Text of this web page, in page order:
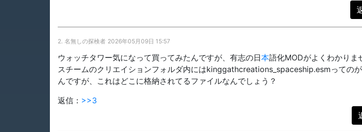
2. 名無しの探検者 2026年05月09日 15:57
ウォッチタワー気になって買ってみたんですが、有志の日本語化MODがよくわかりま
スチームのクリエイションフォルダ内にはkinggathcreations_spaceship.esmっての
んですが、これはどこに格納されてるファイルなんでしょう？
返信： >>3